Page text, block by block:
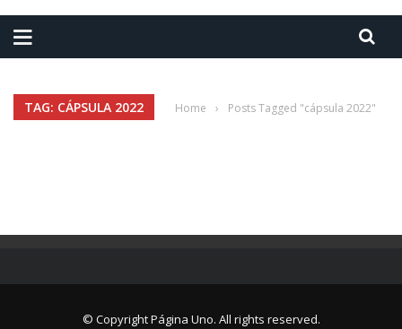
TAG: CÁPSULA 2022 Home › Posts Tagged "cápsula 2022"
© Copyright Página Uno. All rights reserved.